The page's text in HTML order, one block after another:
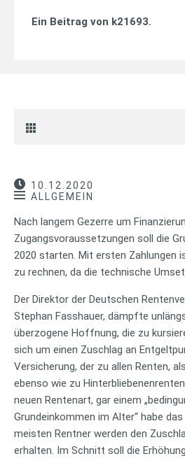
Ein Beitrag von k21693.
10.12.2020
ALLGEMEIN
Nach langem Gezerre um
Zugangsvoraussetzungen soll die
2020 starten. Mit ersten Zahlungen
zu rechnen, da die technische
Der Direktor der Deutschen
Stephan Fasshauer, dämpfte
überzogene Hoffnung, die zu
sich um einen Zuschlag an
Versicherung, der zu allen Renten,
ebenso wie zu
neuen Rentenart, gar einem
Grundeinkommen im Alter“ habe
meisten Rentner werden den
erhalten. Im Schnitt soll die